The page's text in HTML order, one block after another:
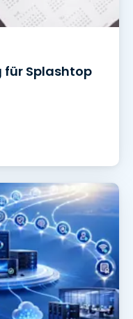
für Splashtop